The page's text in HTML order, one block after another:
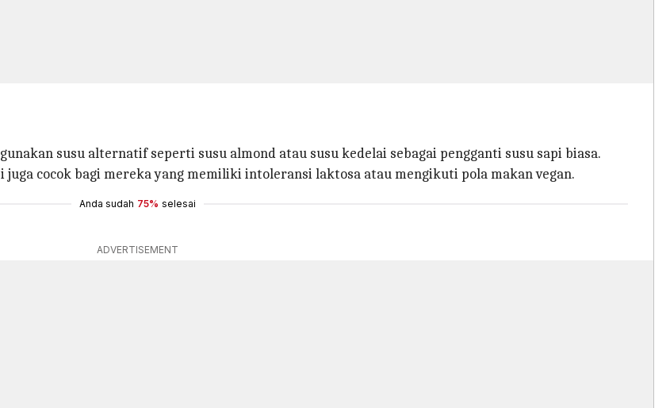
susu alternatif seperti susu almond atau susu kedelai sebagai pengganti susu sapi biasa.
cocok bagi mereka yang memiliki intoleransi laktosa atau mengikuti pola makan vegan.
Anda sudah 75% selesai
ADVERTISEMENT